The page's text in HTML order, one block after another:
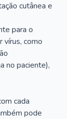
cutânea e
para o
vírus, como
no paciente),
cada
pode